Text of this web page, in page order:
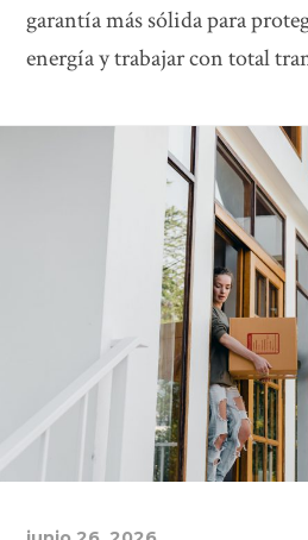
garantía más sólida para
energía y trabajar con total